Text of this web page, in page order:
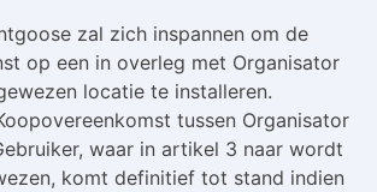
zal zich inspannen om de
op een in overleg met Organisator
locatie te installeren.
tussen Organisator
waar in artikel 3 naar wordt
komt definitief tot stand indien